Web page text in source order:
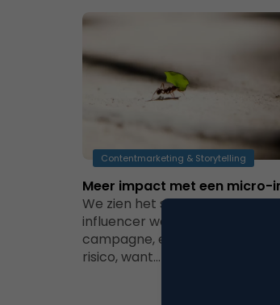
Contentmarketing & Storytelling
Meer impact met een micro-
We zien het steeds vaker: een
influencer wordt ingezet voor
campagne, enkel vanwege
risico, want…